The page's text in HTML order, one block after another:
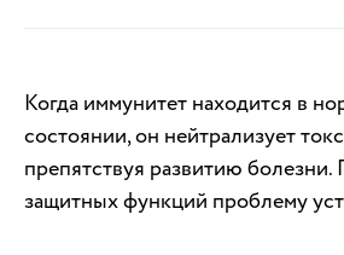
Когда иммунитет находится в
состоянии, он нейтрализует
препятствуя развитию болезни.
защитных функций проблему